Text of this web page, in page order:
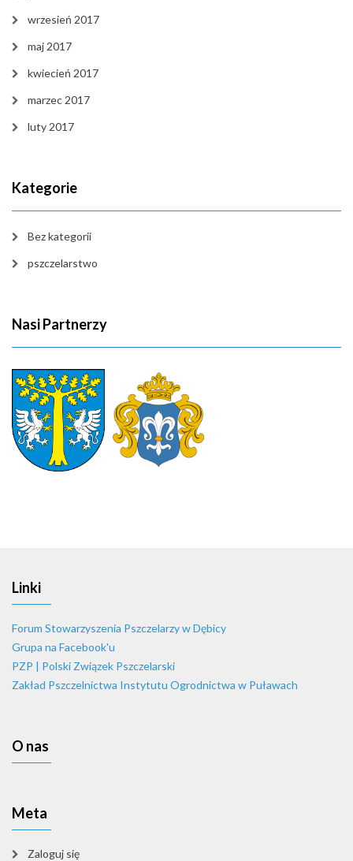
wrzesień 2017
maj 2017
kwiecień 2017
marzec 2017
luty 2017
Kategorie
Bez kategorii
pszczelarstwo
Nasi Partnerzy
Linki
Forum Stowarzyszenia Pszczelarzy w Dębicy
Grupa na Facebook'u
PZP | Polski Związek Pszczelarski
Zakład Pszczelnictwa Instytutu Ogrodnictwa w Puławach
O nas
Meta
Zaloguj się